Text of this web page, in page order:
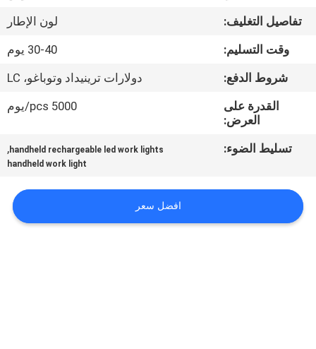
أخبار
القضايا
خريطة
الموقع
تفاصيل التغليف:
لون الإطار
وقت التسليم:
30-40 يوم
شروط الدفع:
دولارات ترينيداد وتوباغو، LC
القدرة على
العرض:
5000 pcs/يوم
تسليط الضوء: handheld rechargeable led work lights
,
handheld work light
افضل سعر